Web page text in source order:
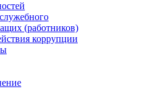
(работников)
коррупции